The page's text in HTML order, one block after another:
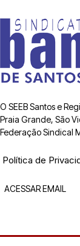
O SEEB Santos e
Praia Grande, São
Federação Sindical
Política de
ACESSAR EMAIL